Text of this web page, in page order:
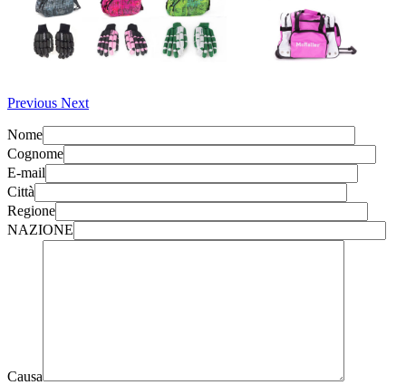
Previous Next
Nome
Cognome
E-mail
Città
Regione
NAZIONE
Causa